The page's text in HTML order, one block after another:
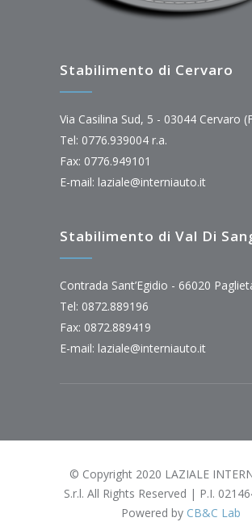
Stabilimento di Cervaro
Via Casilina Sud, 5 - 03044 Cervaro
Tel: 0776.939004 r.a.
Fax: 0776.949101
E-mail: laziale@interniauto.it
Stabilimento di Val Di
Contrada Sant’Egidio - 66020
Tel: 0872.889196
Fax: 0872.889419
E-mail: laziale@interniauto.it
© Copyright 2020 LAZIALE
S.r.l. All Rights Reserved | P.I.
Powered by CB&C Lab